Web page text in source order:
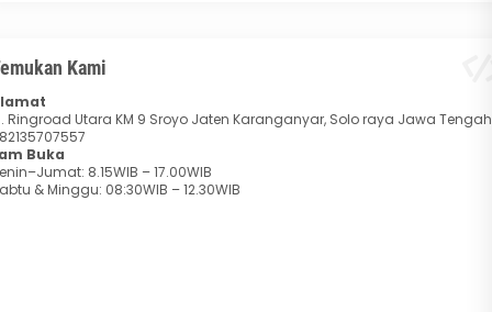
Kami
Ringroad Utara KM 9 Sroyo Jaten Karanganyar, Solo raya Jawa Tengah
Buka
8.15WIB – 17.00WIB
& Minggu: 08:30WIB – 12.30WIB